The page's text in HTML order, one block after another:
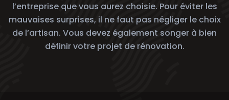
l’entreprise que vous aurez choisie. Pour éviter les
mauvaises surprises, il ne faut pas négliger le choix
de l’artisan. Vous devez également songer à bien
définir votre projet de rénovation.